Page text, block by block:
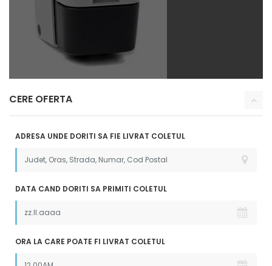
CERE OFERTA
ADRESA UNDE DORITI SA FIE LIVRAT COLETUL
DATA CAND DORITI SA PRIMITI COLETUL
ORA LA CARE POATE FI LIVRAT COLETUL